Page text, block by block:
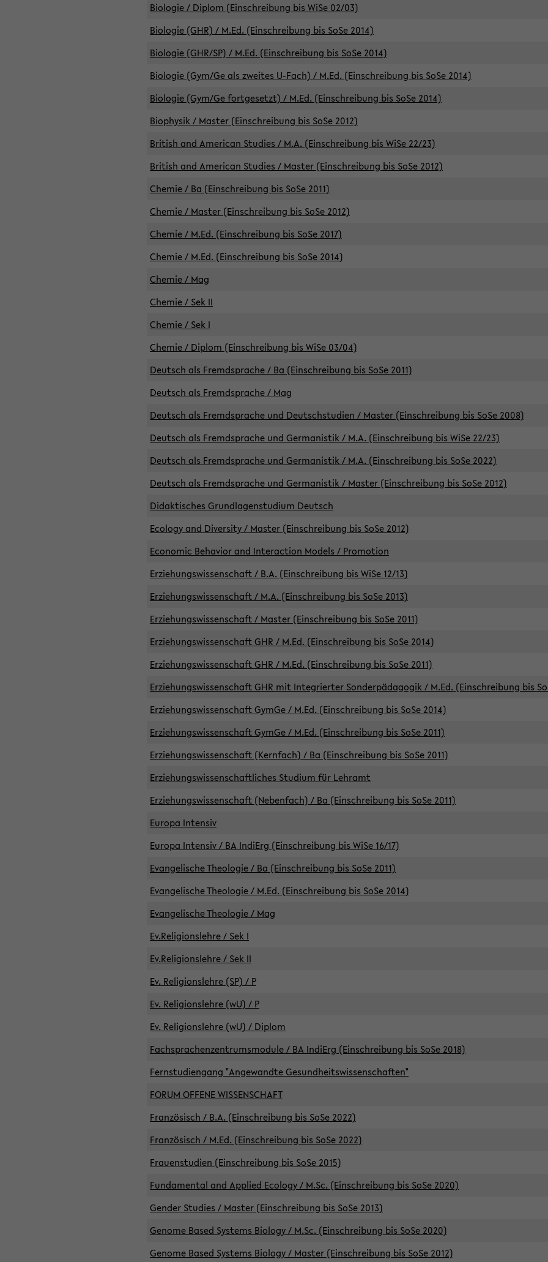
Biologie / Diplom (Einschreibung bis WiSe 02/03)
Biologie (GHR) / M.Ed. (Einschreibung bis SoSe 2014)
Biologie (GHR/SP) / M.Ed. (Einschreibung bis SoSe 2014)
Biologie (Gym/Ge als zweites U-Fach) / M.Ed. (Einschreibung bis SoSe 2014)
Biologie (Gym/Ge fortgesetzt) / M.Ed. (Einschreibung bis SoSe 2014)
Biophysik / Master (Einschreibung bis SoSe 2012)
British and American Studies / M.A. (Einschreibung bis WiSe 22/23)
British and American Studies / Master (Einschreibung bis SoSe 2012)
Chemie / Ba (Einschreibung bis SoSe 2011)
Chemie / Master (Einschreibung bis SoSe 2012)
Chemie / M.Ed. (Einschreibung bis SoSe 2017)
Chemie / M.Ed. (Einschreibung bis SoSe 2014)
Chemie / Mag
Chemie / Sek II
Chemie / Sek I
Chemie / Diplom (Einschreibung bis WiSe 03/04)
Deutsch als Fremdsprache / Ba (Einschreibung bis SoSe 2011)
Deutsch als Fremdsprache / Mag
Deutsch als Fremdsprache und Deutschstudien / Master (Einschreibung bis SoSe 2008)
Deutsch als Fremdsprache und Germanistik / M.A. (Einschreibung bis WiSe 22/23)
Deutsch als Fremdsprache und Germanistik / M.A. (Einschreibung bis SoSe 2022)
Deutsch als Fremdsprache und Germanistik / Master (Einschreibung bis SoSe 2012)
Didaktisches Grundlagenstudium Deutsch
Ecology and Diversity / Master (Einschreibung bis SoSe 2012)
Economic Behavior and Interaction Models / Promotion
Erziehungswissenschaft / B.A. (Einschreibung bis WiSe 12/13)
Erziehungswissenschaft / M.A. (Einschreibung bis SoSe 2013)
Erziehungswissenschaft / Master (Einschreibung bis SoSe 2011)
Erziehungswissenschaft GHR / M.Ed. (Einschreibung bis SoSe 2014)
Erziehungswissenschaft GHR / M.Ed. (Einschreibung bis SoSe 2011)
Erziehungswissenschaft GHR mit Integrierter Sonderpädagogik / M.Ed. (Einschreibung bis
Erziehungswissenschaft GymGe / M.Ed. (Einschreibung bis SoSe 2014)
Erziehungswissenschaft GymGe / M.Ed. (Einschreibung bis SoSe 2011)
Erziehungswissenschaft (Kernfach) / Ba (Einschreibung bis SoSe 2011)
Erziehungswissenschaftliches Studium für Lehramt
Erziehungswissenschaft (Nebenfach) / Ba (Einschreibung bis SoSe 2011)
Europa Intensiv
Europa Intensiv / BA IndiErg (Einschreibung bis WiSe 16/17)
Evangelische Theologie / Ba (Einschreibung bis SoSe 2011)
Evangelische Theologie / M.Ed. (Einschreibung bis SoSe 2014)
Evangelische Theologie / Mag
Ev.Religionslehre / Sek I
Ev.Religionslehre / Sek II
Ev. Religionslehre (SP) / P
Ev. Religionslehre (wU) / P
Ev. Religionslehre (wU) / Diplom
Fachsprachenzentrumsmodule / BA IndiErg (Einschreibung bis SoSe 2018)
Fernstudiengang "Angewandte Gesundheitswissenschaften"
FORUM OFFENE WISSENSCHAFT
Französisch / B.A. (Einschreibung bis SoSe 2022)
Französisch / M.Ed. (Einschreibung bis SoSe 2022)
Frauenstudien (Einschreibung bis SoSe 2015)
Fundamental and Applied Ecology / M.Sc. (Einschreibung bis SoSe 2020)
Gender Studies / Master (Einschreibung bis SoSe 2013)
Genome Based Systems Biology / M.Sc. (Einschreibung bis SoSe 2020)
Genome Based Systems Biology / Master (Einschreibung bis SoSe 2012)